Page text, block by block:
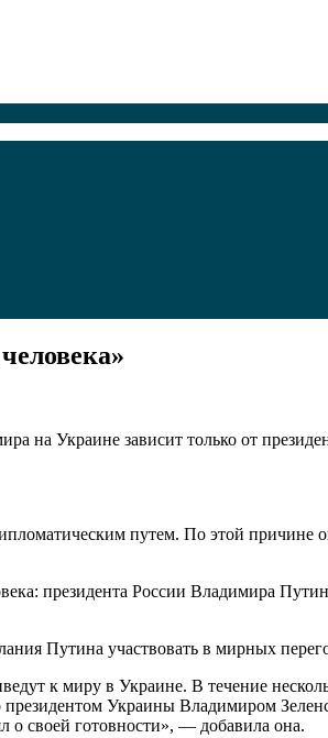
на Украине зависит только от
путем. По этой причине
президента России Владимира
Путина участвовать в мирных
к миру в Украине. В течение
президентом Украины Владимиром
о своей готовности», — добавила она.